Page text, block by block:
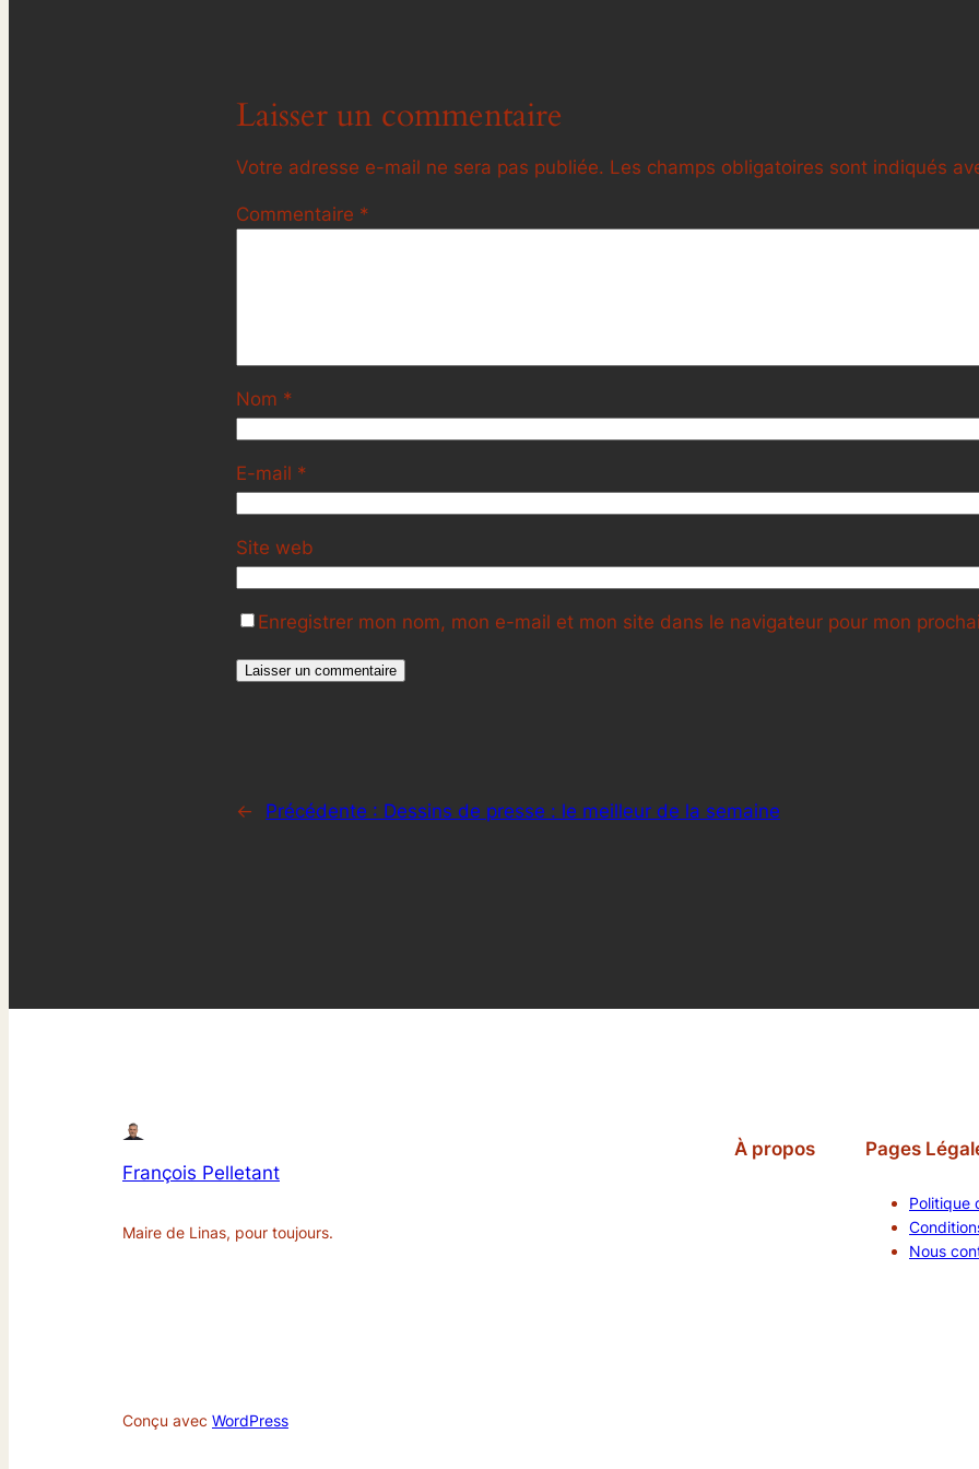
Laisser un commentaire
Votre adresse e-mail ne sera pas publiée. Les champs obligatoires sont indiqués
Commentaire *
Nom *
E-mail *
Site web
Enregistrer mon nom, mon e-mail et mon site dans le navigateur pour mon
← Précédente : Dessins de presse : le meilleur de la semaine
François Pelletant
Maire de Linas, pour toujours.
À propos Pages
Politique
Nous
Conçu avec WordPress